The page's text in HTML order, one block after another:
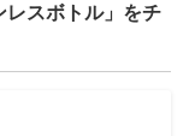
レスボトル」をチ